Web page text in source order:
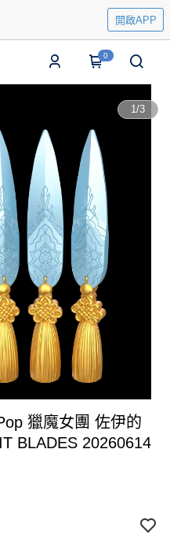
開啟APP
0
1/3
獵魔女團 佐伊的
BLADES 20260614